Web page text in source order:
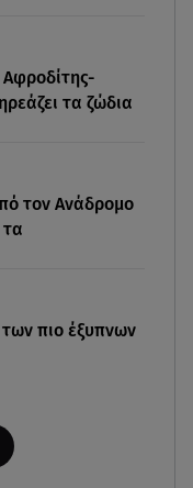
μετά την
της φωτιάς στο
τα ζώδια
τον Ανάδρομο
των πιο έξυπνων